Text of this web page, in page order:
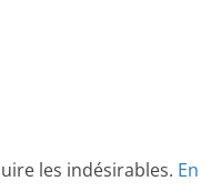
les indésirables. En